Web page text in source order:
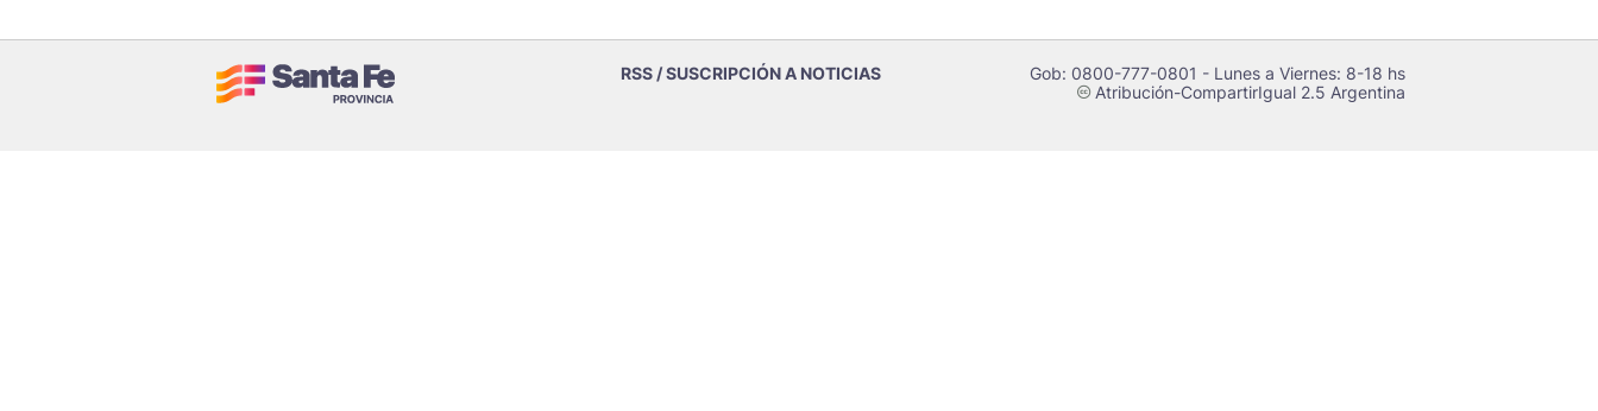
RSS / SUSCRIPCIÓN A NOTICIAS Gob: 0800-777-0801 - Lunes a Viernes: 8-18 hs
cAtribución-CompartirIgual 2.5 Argentina